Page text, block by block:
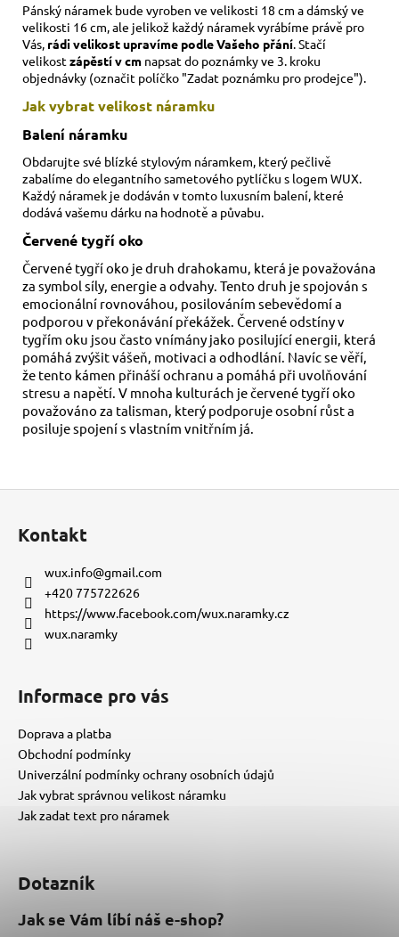
Pánský náramek bude vyroben ve velikosti 18 cm a dámský ve
velikosti 16 cm, ale jelikož každý náramek vyrábíme právě pro
Vás, rádi velikost upravíme podle Vašeho přání . Stačí
velikostzápěstí v cm napsat do poznámky ve 3. kroku
objednávky (označit políčko "Zadat poznámku pro prodejce").
Jak vybrat velikost náramku
Balení náramku
Obdarujte své blízké stylovým náramkem, který pečlivě
zabalíme do elegantního sametového pytlíčku s logem WUX.
Každý náramek je dodáván v tomto luxusním balení, které
dodává vašemu dárku na hodnotě a půvabu.
Červené tygří oko
Červené tygří oko je druh drahokamu, která je považována
za symbol síly, energie a odvahy. Tento druh je spojován s
emocionální rovnováhou, posilováním sebevědomí a
podporou v překonávání překážek. Červené odstíny v
tygřím oku jsou často vnímány jako posilující energii, která
pomáhá zvýšit vášeň, motivaci a odhodlání. Navíc se věří,
že tento kámen přináší ochranu a pomáhá při uvolňování
stresu a napětí. V mnoha kulturách je červené tygří oko
považováno za talisman, který podporuje osobní růst a
posiluje spojení s vlastním vnitřním já.
Kontakt
wux.info@gmail.com
+420 775722626
https://www.facebook.com/wux.naramky.cz
wux.naramky
Informace pro vás
Doprava a platba
Obchodní podmínky
Univerzální podmínky ochrany osobních údajů
Jak vybrat správnou velikost náramku
Jak zadat text pro náramek
Dotazník
Jak se Vám líbí náš e-shop?